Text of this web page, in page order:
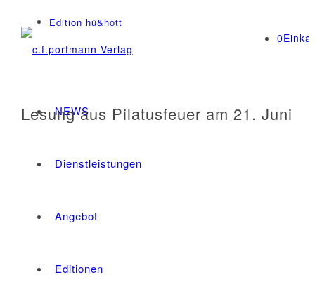
Edition hü&hott
0
NEWS
Dienstleistungen
Angebot
Editionen
Lesung aus Pilatusfeuer am 21. Juni